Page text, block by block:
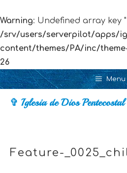
Warning: Undefined array key
/srv/users/serverpilot/apps/
content/themes/PA/inc/
26
Skip
to
content
Menu
✞ Iglesia de Dios Pentecostal
Feature-